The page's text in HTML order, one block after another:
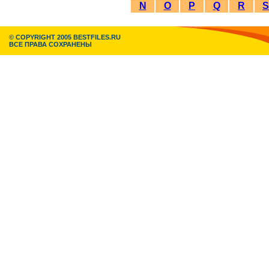
N
O P Q R S
© COPYRIGHT 2005 BESTFILES.RU
ВСЕ ПРАВА СОХРАНЕНЫ